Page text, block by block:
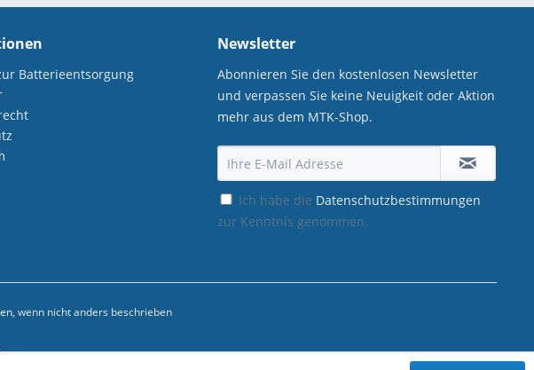
Batterieentsorgung
Newsletter
Abonnieren Sie den kostenlosen Newsletter
und verpassen Sie keine Neuigkeit oder Aktion
mehr aus dem MTK-Shop.
Ich habe die Datenschutzbestimmungen
zur Kenntnis genommen.
, wenn nicht anders beschrieben